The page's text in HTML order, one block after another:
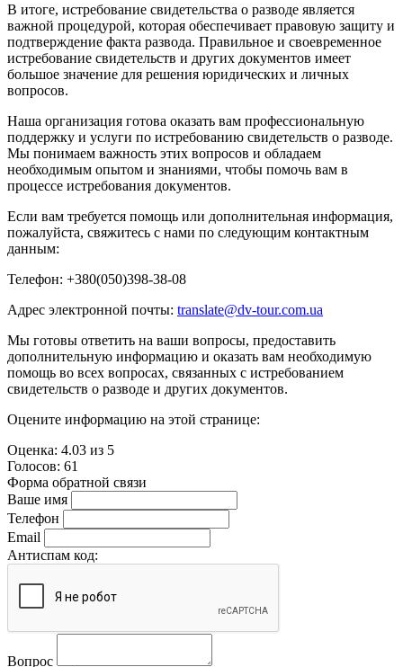
В итоге, истребование свидетельства о разводе является
важной процедурой, которая обеспечивает правовую защиту и
подтверждение факта развода. Правильное и своевременное
истребование свидетельств и других документов имеет
большое значение для решения юридических и личных
вопросов.
Наша организация готова оказать вам профессиональную
поддержку и услуги по истребованию свидетельств о разводе.
Мы понимаем важность этих вопросов и обладаем
необходимым опытом и знаниями, чтобы помочь вам в
процессе истребования документов.
Если вам требуется помощь или дополнительная информация,
пожалуйста, свяжитесь с нами по следующим контактным
данным:
Телефон: +380(050)398-38-08
Адрес электронной почты: translate@dv-tour.com.ua
Мы готовы ответить на ваши вопросы, предоставить
дополнительную информацию и оказать вам необходимую
помощь во всех вопросах, связанных с истребованием
свидетельств о разводе и других документов.
Оцените информацию на этой странице:
Оценка: 4.03 из 5
Голосов: 61
Форма обратной связи
Ваше имя
Телефон
Email
Антиспам код:
Вопрос